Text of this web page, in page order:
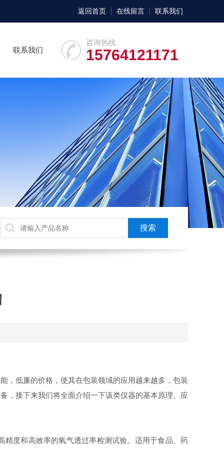
返回首页 在线留言 联系我们
咨询热线
15764121171
联系我们
，低廉的价格，使其在包装领域的应用越来越多，包装
，接下来我们将全面介绍一下该类仪器的基本原理、应
度和高效率的氧气透过率检测试验。适用于食品、药